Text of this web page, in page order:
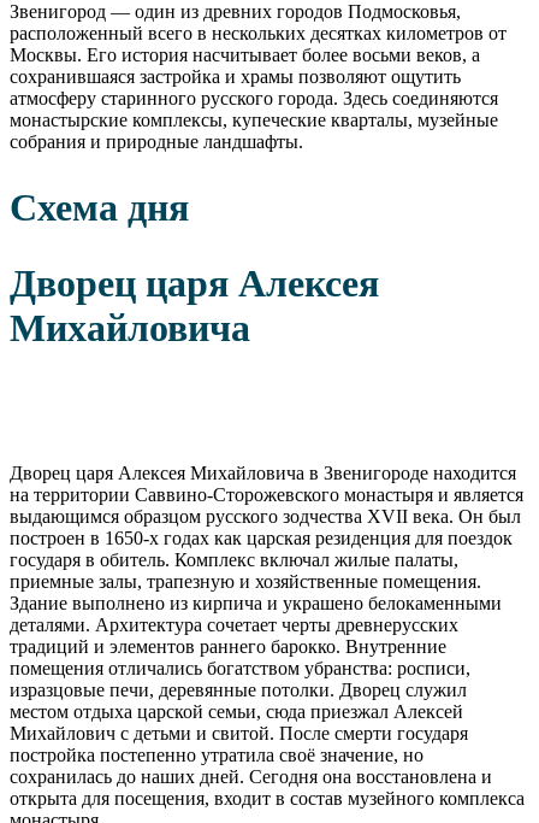
Звенигород — один из древних городов Подмосковья,
расположенный всего в нескольких десятках километров от
Москвы. Его история насчитывает более восьми веков, а
сохранившаяся застройка и храмы позволяют ощутить
атмосферу старинного русского города. Здесь соединяются
монастырские комплексы, купеческие кварталы, музейные
собрания и природные ландшафты.
Схема дня
Дворец царя Алексея
Михайловича
Дворец царя Алексея Михайловича в Звенигороде находится
на территории Саввино-Сторожевского монастыря и является
выдающимся образцом русского зодчества XVII века. Он был
построен в 1650-х годах как царская резиденция для поездок
государя в обитель. Комплекс включал жилые палаты,
приемные залы, трапезную и хозяйственные помещения.
Здание выполнено из кирпича и украшено белокаменными
деталями. Архитектура сочетает черты древнерусских
традиций и элементов раннего барокко. Внутренние
помещения отличались богатством убранства: росписи,
изразцовые печи, деревянные потолки. Дворец служил
местом отдыха царской семьи, сюда приезжал Алексей
Михайлович с детьми и свитой. После смерти государя
постройка постепенно утратила своё значение, но
сохранилась до наших дней. Сегодня она восстановлена и
открыта для посещения, входит в состав музейного комплекса